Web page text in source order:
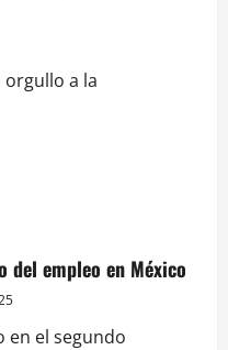
orgullo a la
del empleo en México
en el segundo